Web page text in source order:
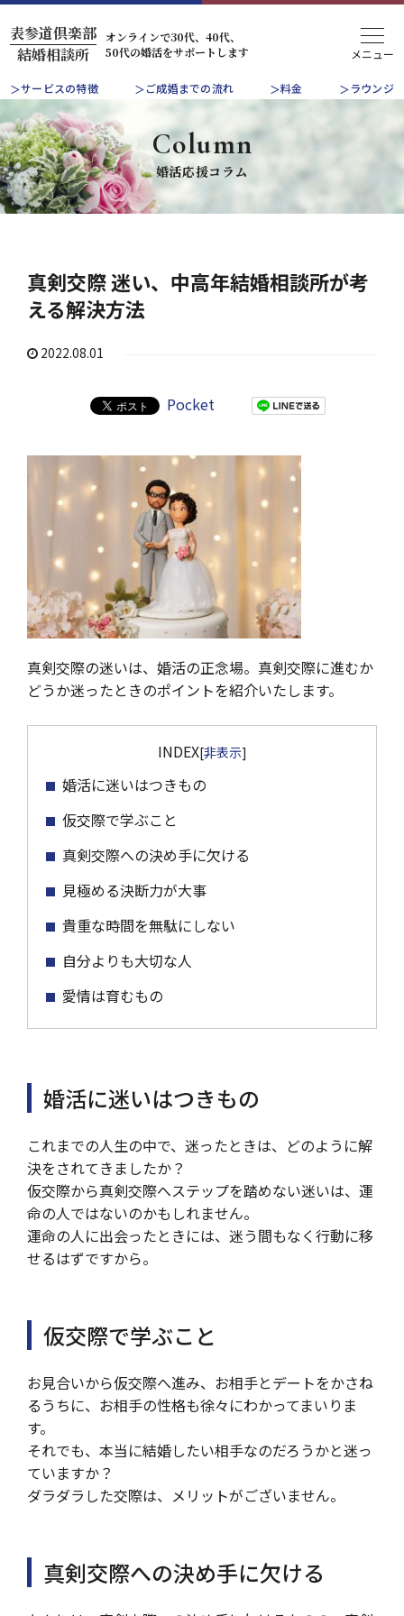
結婚相談所
表参道倶楽部
オンラインで30代、40代、
50代の婚活をサポートします
サービスの特徴 ご成婚までの流れ 料金 ラウンジ
Column
婚活応援コラム
真剣交際 迷い、中高年結婚相談所が考
える解決方法
2022.08.01
Pocket
真剣交際の迷いは、婚活の正念場。真剣交際に進むか
どうか迷ったときのポイントを紹介いたします。
INDEX[非表示]
婚活に迷いはつきもの
仮交際で学ぶこと
真剣交際への決め手に欠ける
見極める決断力が大事
貴重な時間を無駄にしない
自分よりも大切な人
愛情は育むもの
婚活に迷いはつきもの
これまでの人生の中で、迷ったときは、どのように解
決をされてきましたか？
仮交際から真剣交際へステップを踏めない迷いは、運
命の人ではないのかもしれません。
運命の人に出会ったときには、迷う間もなく行動に移
せるはずですから。
仮交際で学ぶこと
お見合いから仮交際へ進み、お相手とデートをかさね
るうちに、お相手の性格も徐々にわかってまいりま
す。
それでも、本当に結婚したい相手なのだろうかと迷っ
ていますか？
ダラダラした交際は、メリットがございません。
真剣交際への決め手に欠ける